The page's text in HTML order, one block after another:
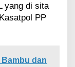
yang di sita
PP
dan